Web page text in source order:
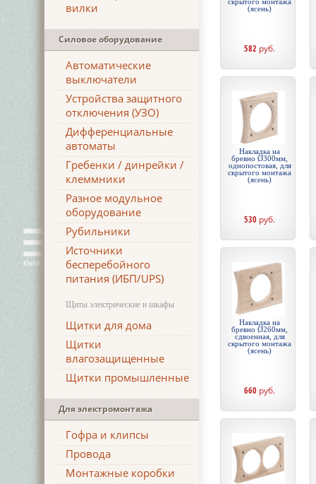
вилки
Силовое оборудование
Автоматические
выключатели
Устройства защитного
отключения (УЗО)
Дифференциальные
автоматы
Гребенки / динрейки /
клеммники
Разное модульное
оборудование
Рубильники
Источники
бесперебойного
питания (ИБП/UPS)
Щиты электрические и шкафы
Щитки для дома
Щитки
влагозащищенные
Щитки промышленные
Для электромонтажа
Гофра и клипсы
Провода
Монтажные коробки
(ясень)
582 руб.
Накладка на
бревно Ø300мм,
однопостовая, для
скрытого монтажа
(ясень)
530 руб.
Накладка на
бревно Ø260мм,
сдвоенная, для
скрытого монтажа
(ясень)
660 руб.